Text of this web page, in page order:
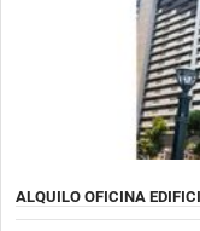
ALQUILO OFICINA